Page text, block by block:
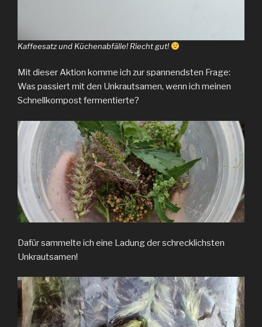
Kaffeesatz und Küchenabfälle! Riecht gut!
Mit dieser Aktion komme ich zur spannendsten Frage:
Was passiert mit den Unkrautsamen, wenn ich meinen
Schnellkompost fermentierte?
Dafür sammelte ich eine Ladung der schrecklichsten
Unkrautsamen!